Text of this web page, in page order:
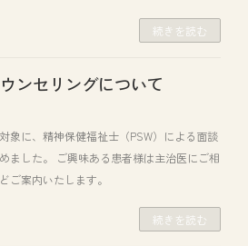
続きを読む
ンセリングについて
象に、精神保健福祉士（PSW）による面談
ました。 ご興味ある患者様は主治医にご相
ご案内いたします。
続きを読む